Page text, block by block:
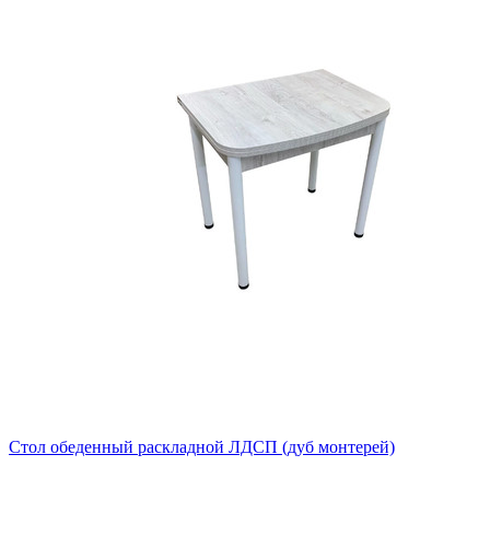
Стол обеденный раскладной ЛДСП (дуб монтерей)